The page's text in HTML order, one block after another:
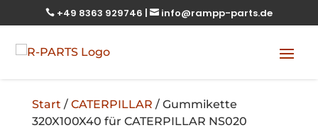
 +49 8363 929746 |  info@rampp-parts.de
Start / CATERPILLAR / Gummikette
320X100X40 für CATERPILLAR NS020